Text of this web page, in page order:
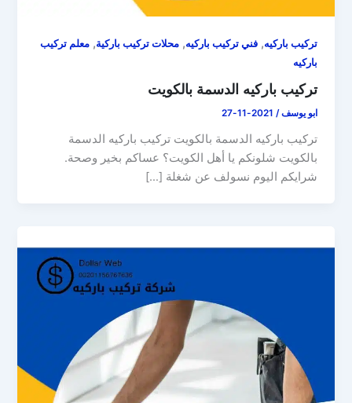
تركيب باركيه,فني تركيب باركيه,محلات تركيب باركية,معلم تركيب
باركيه
تركيب باركيه الدسمة بالكويت
ابو يوسف/
2021-11-27
تركيب باركيه الدسمة بالكويت تركيب باركيه الدسمة
بالكويت شلونكم يا أهل الكويت؟ عساكم بخير وصحة.
شرايكم اليوم نسولف عن شغلة […]